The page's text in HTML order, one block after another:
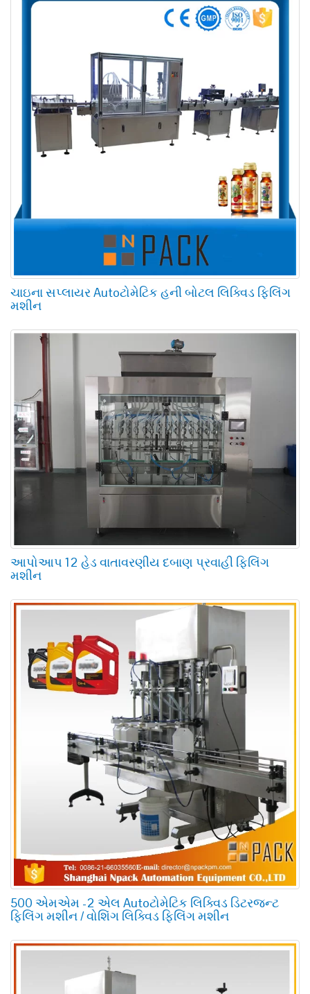
ચાઇના સપ્લાયર Autoટોમેટિક હની બોટલ લિક્વિડ ફિલિંગ
મશીન
આપોઆપ 12 હેડ વાતાવરણીય દબાણ પ્રવાહી ફિલિંગ
મશીન
500 એમએમ -2 એલ Autoટોમેટિક લિક્વિડ ડિટરજન્ટ
ફિલિંગ મશીન / વોશિંગ લિક્વિડ ફિલિંગ મશીન